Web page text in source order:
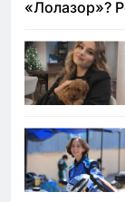
«Лолазор»?